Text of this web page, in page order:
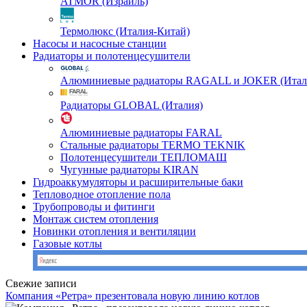
Термолюкс (Италия-Китай)
Насосы и насосные станции
Радиаторы и полотенцесушители
Алюминиевые радиаторы RAGALL и JOKER
Радиаторы GLOBAL (Италия)
Алюминиевые радиаторы FARAL
Стальные радиаторы TERMO TEKNIK
Полотенцесушители ТЕПЛОМАШ
Чугунные радиаторы KIRAN
Гидроаккумуляторы и расширительные баки
Тепловодное отопление пола
Трубопроводы и фитинги
Монтаж систем отопления
Новинки отопления и вентиляции
Газовые котлы
Свежие записи
Компания «Ретра» презентовала новую линию котлов